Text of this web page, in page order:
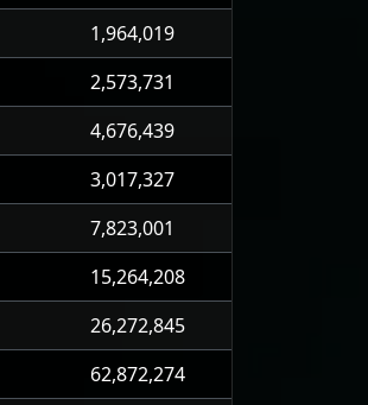
1,964,019
2,573,731
4,676,439
3,017,327
7,823,001
15,264,208
26,272,845
62,872,274